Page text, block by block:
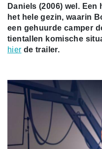
Daniels (2006) wel.
het hele gezin, waarin
een gehuurde camper
tientallen komische
hier de trailer.